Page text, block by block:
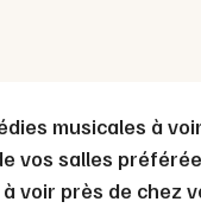
musicales à
vos salles
à voir près de chez